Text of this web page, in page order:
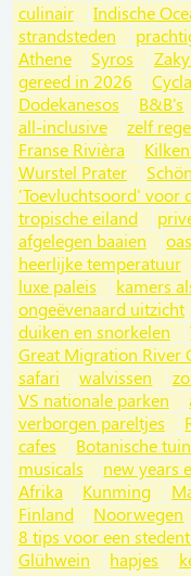
culinair
Indische
strandsteden
Athene
Syros
gereed in 2026
Dodekanesos
B&B's
all-inclusive
zelf
Franse Rivièra
Wurstel Prater
'Toevluchtsoord' voor
tropische eiland
afgelegen baaien
heerlijke temperatuur
luxe paleis
kamers
ongeëvenaard uitzicht
duiken en snorkelen
Great Migration River
safari
walvissen
VS nationale parken
verborgen pareltjes
cafes
Botanische tuin
musicals
new years
Afrika
Kunming
Finland
Noorwegen
8 tips voor een
Glühwein
hapjes